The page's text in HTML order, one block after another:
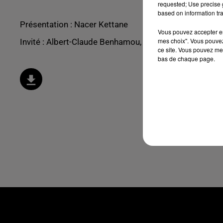
Présentation : Nacer Kettane
Invité : Albert-Claude Benhamou, vice président de
requested; Use precise
based on information
Vous pouvez accepter
mes choix". Vous
ce site. Vous pouvez
bas de chaque page.